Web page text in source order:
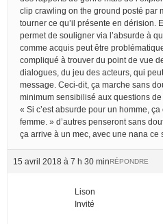
clip crawling on the ground posté par
tourner ce qu’il présente en dérision.
permet de souligner via l’absurde à
comme acquis peut être
compliqué à trouver du point de vue
dialogues, du jeu des acteurs, qui
message. Ceci-dit, ça marche sans
minimum sensibilisé aux questions
« Si c’est absurde pour un homme,
femme. » d’autres penseront sans
ça arrive à un mec, avec une nana ce
15 avril 2018 à 7 h 30 minRÉPONDRE
Lison
Invité